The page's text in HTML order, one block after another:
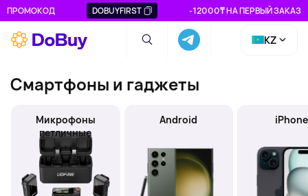
ПРОМОКОД DOBUYFIRST -12000₸ НА ПЕРВЫЙ ЗАКАЗ
KZ
Смартфоны и гаджеты
Микрофоны
петличные
Android iPhone